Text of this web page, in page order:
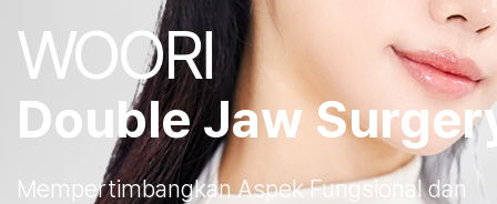
WOORI
Double Jaw
Mempertimbangkan Aspek Fungsional dan